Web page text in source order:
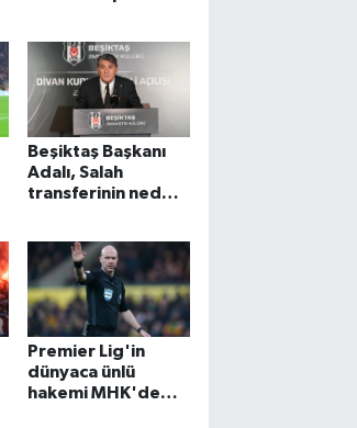
Beşiktaş Başkanı
Adalı, Salah
transferinin neden
Premier Lig'in
dünyaca ünlü
hakemi MHK'de